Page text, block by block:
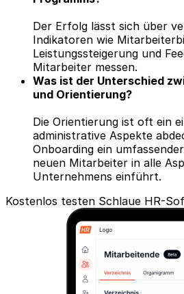
Der Erfolg lässt sich über
Indikatoren wie
Leistungssteigerung und
Mitarbeiter messen.
Was ist der Unterschied
und Orientierung?
Die Orientierung ist oft ein
administrative Aspekte
Onboarding ein
neuen Mitarbeiter in alle
Unternehmens einführt.
Kostenlos testen Schlaue HR-